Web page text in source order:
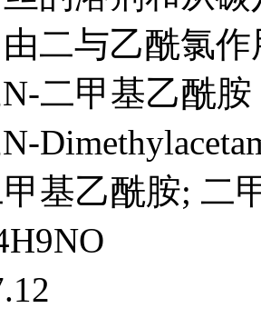
二与乙酰氯
二甲基乙酰胺
基乙酰胺; 二